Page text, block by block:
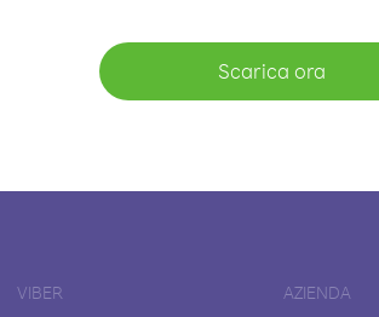
Scarica ora
VIBER AZIENDA